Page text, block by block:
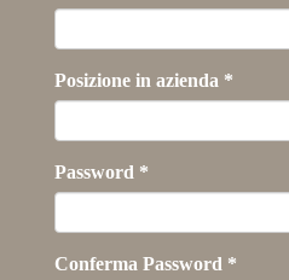
Posizione in azienda *
Password *
Conferma Password *